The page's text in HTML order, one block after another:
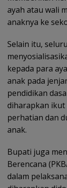
ayah atau wali
anaknya ke
Selain itu,
kepada para
anak pada
pendidikan
diharapkan
perhatian dan
anak.
Bupati juga
Berencana
dalam